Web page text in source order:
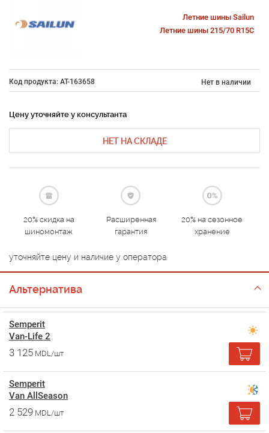
Летние шины Sailun
Летние шины 215/70 R15C
Код продукта: AT-163658 Нет в наличии
Цену уточняйте у консультанта
НЕТ НА СКЛАДЕ
20% скидка на
шиномонтаж
Расширенная
гарантия
20% на сезонное
хранение
уточняйте цену и наличие у оператора
Альтернатива
Semperit
Van-Life 2
3 125 MDL/шт
Semperit
Van AllSeason
2 529 MDL/шт